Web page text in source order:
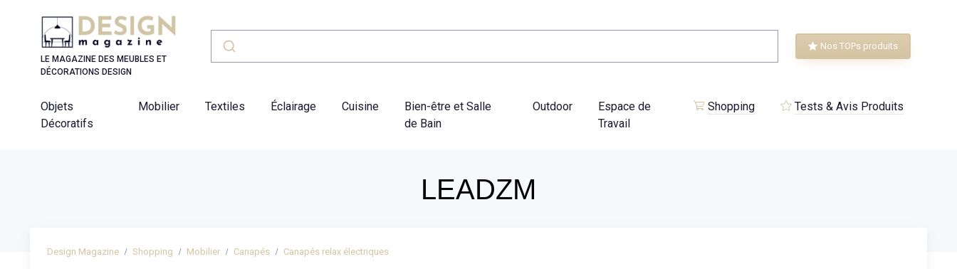
LE MAGAZINE DES MEUBLES ET
DÉCORATIONS DESIGN
Nos TOPs produits
Objets
Décoratifs
Mobilier Textiles Éclairage Cuisine
Bien-être et Salle
de Bain
Outdoor
Espace de
Travail
Shopping Tests & Avis Produits
LEADZM
Design Magazine Shopping Mobilier Canapés Canapés relax électriques